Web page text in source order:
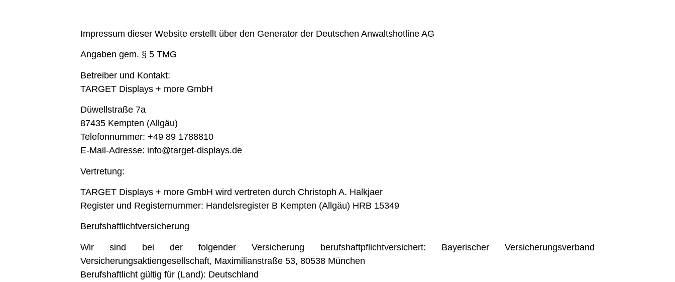
Impressum dieser Website erstellt über den Generator der Deutschen Anwaltshotline AG
Angaben gem. § 5 TMG
Betreiber und Kontakt:
TARGET Displays + more GmbH
Düwellstraße 7a
87435 Kempten (Allgäu)
Telefonnummer: +49 89 1788810
E-Mail-Adresse: info@target-displays.de
Vertretung:
TARGET Displays + more GmbH wird vertreten durch Christoph A. Halkjaer
Register und Registernummer: Handelsregister B Kempten (Allgäu) HRB 15349
Berufshaftlichtversicherung
Wir sind bei der folgender Versicherung berufshaftpflichtversichert: Bayerischer Versicherungsverband
Versicherungsaktiengesellschaft, Maximilianstraße 53, 80538 München
Berufshaftlicht gültig für (Land): Deutschland